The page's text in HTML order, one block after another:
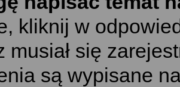
kliknij w
musiał się
są wypisane